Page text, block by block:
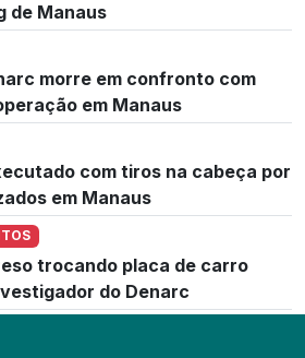
de Manaus
morre em confronto com
em Manaus
com tiros na cabeça por
em Manaus
trocando placa de carro
do Denarc